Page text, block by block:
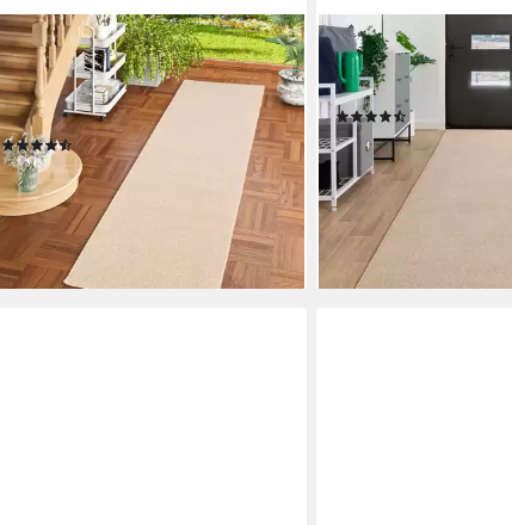
SNAPSTYLE
Läufer Hochflor Langflor Teppich
Läufer Cottage, Rechteckig, Höhe:
22 mm
(76)
ab 29,90 € UVP52,90 €
-43%
lieferbar - in 5-6 Werktagen bei dir
STEFFENSMEIER
Läufer Ibiza,
Läufer
(29)
ab 12,90 € 54,90 €
-77%
lieferbar in 3 Wochen